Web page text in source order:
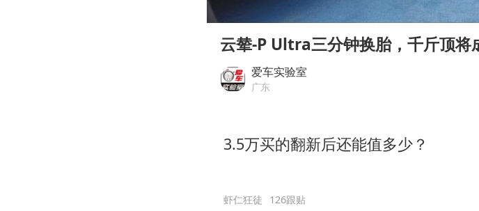
吉林一“温度计大楼”读数爆
房主任回应争议
东方甄选被判赔偿江小白30
云辇-P Ultra三分钟换胎，千斤顶将
爱车实验室
广东
3.5万买的翻新后还能值多少？
虾仁狂徒 126跟贴